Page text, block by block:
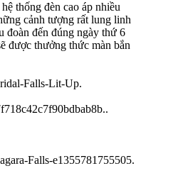
thống đèn cao áp nhiều
cảnh tượng rất lung linh
đoàn đến đúng ngày thứ 6
được thưởng thức màn bắn